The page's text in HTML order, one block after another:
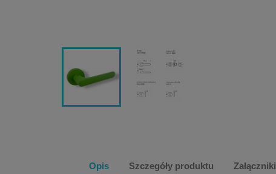
Opis Szczegóły produktu Załączniki